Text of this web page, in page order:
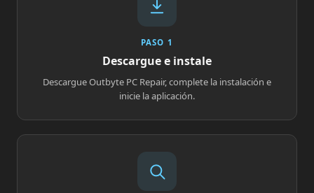
PASO 1
Descargue e instale
Descargue Outbyte PC Repair, complete la instalación e
inicie la aplicación.